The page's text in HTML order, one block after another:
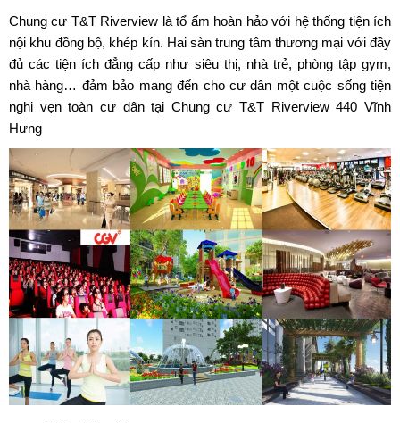
Chung cư T&T Riverview là tổ ấm hoàn hảo với hệ thống tiện ích
nội khu đồng bộ, khép kín. Hai sàn trung tâm thương mại với đầy
đủ các tiện ích đẳng cấp như siêu thị, nhà trẻ, phòng tập gym,
nhà hàng… đảm bảo mang đến cho cư dân một cuộc sống tiện
nghi vẹn toàn cư dân tại Chung cư T&T Riverview 440 Vĩnh
Hưng